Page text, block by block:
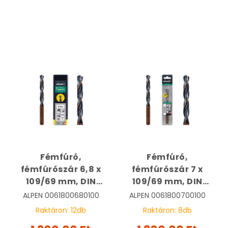
Fémfúró,
fémfúrószár 6,8 x
109/69 mm, DIN
338, HSS, Sprint
Master, tasakban |
ALPEN 0061800680100
Raktáron: 12db
Fémfúró,
fémfúrószár 7 x
109/69 mm, DIN
338, HSS, Sprint
Master, tasakban |
ALPEN 0061800700100
Raktáron: 8db